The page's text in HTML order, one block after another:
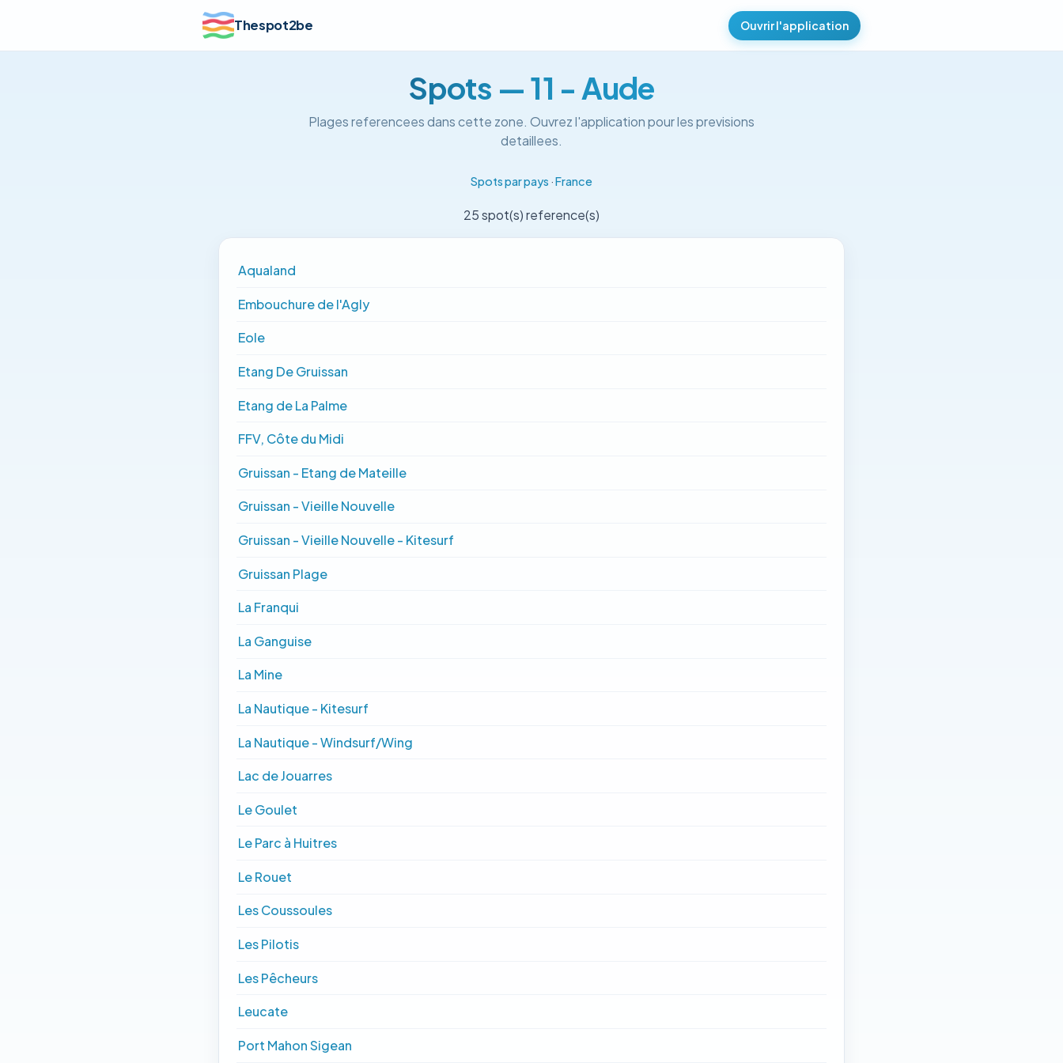
Thespot2be Ouvrir l'application
Spots — 11 - Aude
Plages referencees dans cette zone. Ouvrez l'application pour les previsions
detaillees.
Spots par pays ·France
25 spot(s) reference(s)
Aqualand
Embouchure de l'Agly
Eole
Etang De Gruissan
Etang de La Palme
FFV, Côte du Midi
Gruissan - Etang de Mateille
Gruissan - Vieille Nouvelle
Gruissan - Vieille Nouvelle - Kitesurf
Gruissan Plage
La Franqui
La Ganguise
La Mine
La Nautique - Kitesurf
La Nautique - Windsurf/Wing
Lac de Jouarres
Le Goulet
Le Parc à Huitres
Le Rouet
Les Coussoules
Les Pilotis
Les Pêcheurs
Leucate
Port Mahon Sigean